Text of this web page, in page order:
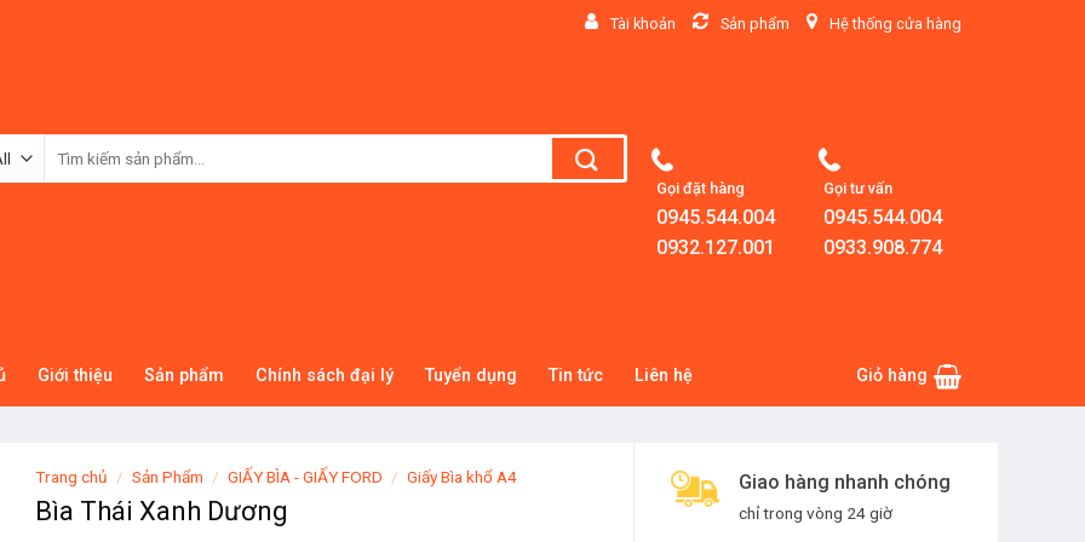
Tài khoản Sản phẩm Hệ thống cửa hàng
Gọi đặt hàng
0945.544.004
0932.127.001
Gọi tư vấn
0945.544.004
0933.908.774
Giới thiệu Sản phẩm Chính sách đại lý Tuyển dụng Tin tức Liên hệ Giỏ hàng
Giao hàng nhanh chóng
chỉ trong vòng 24 giờ
Trang chủ / Sản Phẩm / GIẤY BÌA - GIẤY FORD / Giấy Bìa khổ A4
Bìa Thái Xanh Dương